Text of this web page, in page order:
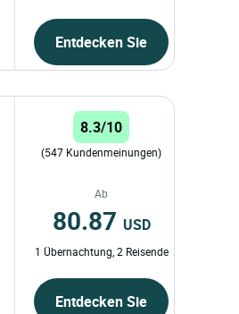
Entdecken Sie
8.3/10
(547 Kundenmeinungen)
Ab
80.87 USD
1 Übernachtung, 2 Reisende
Entdecken Sie